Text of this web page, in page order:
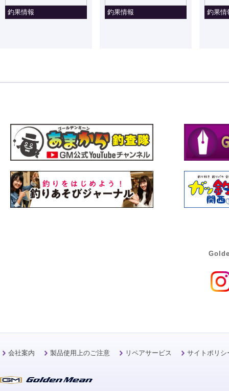
釣果情報 釣果情報 釣果情
会社案内 製品使用上のご注意 リペアサービス サイトポリシ